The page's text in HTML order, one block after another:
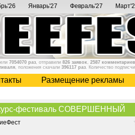
Январь'27 Февраль'27
7054070 раз, отправили 826 заявок, 2587 комментариев
, положения скачали 396117 раз. Количество
Размещение рекламы
фестиваль СОВЕРШЕННЫЙ